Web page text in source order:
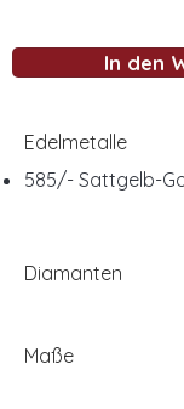
In den
Edelmetalle
585/- Sattgelb-
Diamanten
Maße